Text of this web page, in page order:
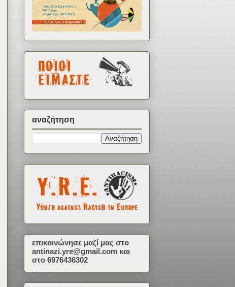
αναζήτηση
επικοινώνησε μαζί μας στο
antinazi.yre@gmail.com και
στο 6976436302